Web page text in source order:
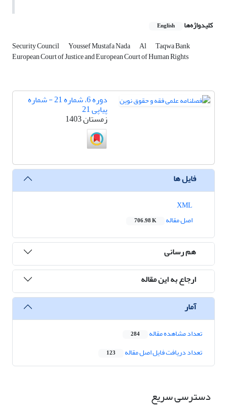
کلیدواژه‌ها English
Security Council Youssef Mustafa Nada Al Taqwa Bank
European Court of Justice and European Court of Human Rights
دوره 6، شماره 21 - شماره
پیاپی 21
زمستان 1403
فایل ها
اصل مقاله
706.98 K
هم رسانی
ارجاع به این مقاله
آمار
تعداد مشاهده مقاله 284
تعداد دریافت فایل اصل مقاله 123
دسترسی سریع